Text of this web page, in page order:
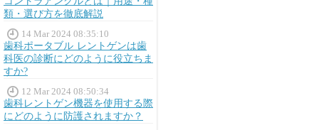
類・選び方を徹底解説
14 Mar 2024 08:35:10
歯科ポータブル レントゲンは歯
科医の診断にどのように役立ちま
すか?
12 Mar 2024 08:50:34
歯科レントゲン機器を使用する際
にどのように防護されますか？